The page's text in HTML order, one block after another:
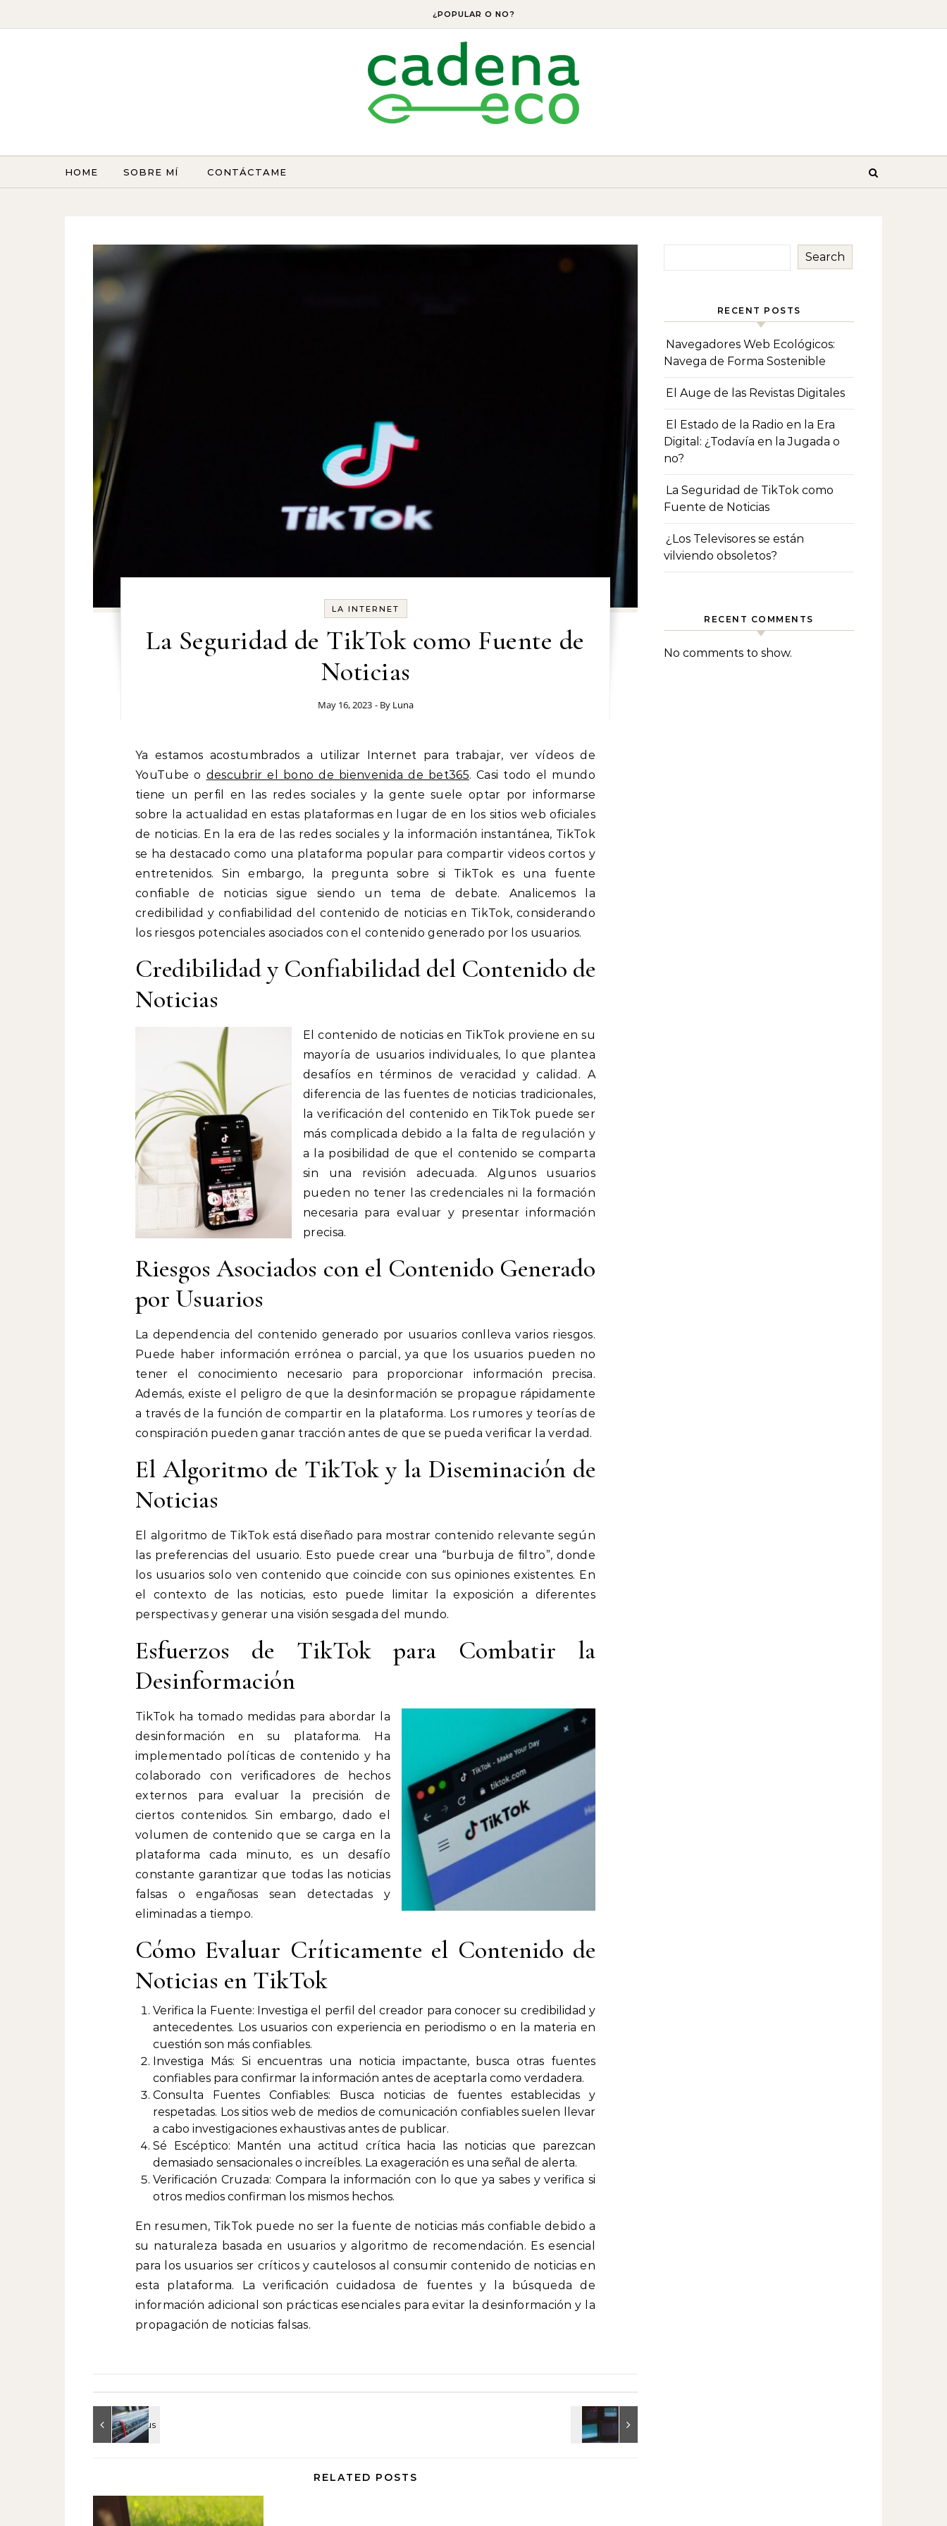
¿POPULAR O NO?
HOME SOBRE MÍ CONTÁCTAME
LA INTERNET
La Seguridad de TikTok como Fuente de
Noticias
May 16, 2023 - By Luna
Ya estamos acostumbrados a utilizar Internet para trabajar, ver vídeos de
YouTube o descubrir el bono de bienvenida de bet365. Casi todo el mundo
tiene un perfil en las redes sociales y la gente suele optar por informarse
sobre la actualidad en estas plataformas en lugar de en los sitios web oficiales
de noticias. En la era de las redes sociales y la información instantánea, TikTok
se ha destacado como una plataforma popular para compartir videos cortos y
entretenidos. Sin embargo, la pregunta sobre si TikTok es una fuente
confiable de noticias sigue siendo un tema de debate. Analicemos la
credibilidad y confiabilidad del contenido de noticias en TikTok, considerando
los riesgos potenciales asociados con el contenido generado por los usuarios.
Credibilidad y Confiabilidad del Contenido de
Noticias
El contenido de noticias en TikTok proviene en su
mayoría de usuarios individuales, lo que plantea
desafíos en términos de veracidad y calidad. A
diferencia de las fuentes de noticias tradicionales,
la verificación del contenido en TikTok puede ser
más complicada debido a la falta de regulación y
a la posibilidad de que el contenido se comparta
sin una revisión adecuada. Algunos usuarios
pueden no tener las credenciales ni la formación
necesaria para evaluar y presentar información
precisa.
Riesgos Asociados con el Contenido Generado
por Usuarios
La dependencia del contenido generado por usuarios conlleva varios riesgos.
Puede haber información errónea o parcial, ya que los usuarios pueden no
tener el conocimiento necesario para proporcionar información precisa.
Además, existe el peligro de que la desinformación se propague rápidamente
a través de la función de compartir en la plataforma. Los rumores y teorías de
conspiración pueden ganar tracción antes de que se pueda verificar la verdad.
El Algoritmo de TikTok y la Diseminación de
Noticias
El algoritmo de TikTok está diseñado para mostrar contenido relevante según
las preferencias del usuario. Esto puede crear una “burbuja de filtro”, donde
los usuarios solo ven contenido que coincide con sus opiniones existentes. En
el contexto de las noticias, esto puede limitar la exposición a diferentes
perspectivas y generar una visión sesgada del mundo.
Esfuerzos de TikTok para Combatir la
Desinformación
TikTok ha tomado medidas para abordar la
desinformación en su plataforma. Ha
implementado políticas de contenido y ha
colaborado con verificadores de hechos
externos para evaluar la precisión de
ciertos contenidos. Sin embargo, dado el
volumen de contenido que se carga en la
plataforma cada minuto, es un desafío
constante garantizar que todas las noticias
falsas o engañosas sean detectadas y
eliminadas a tiempo.
Cómo Evaluar Críticamente el Contenido de
Noticias en TikTok
Verifica la Fuente: Investiga el perfil del creador para conocer su credibilidad y
antecedentes. Los usuarios con experiencia en periodismo o en la materia en
cuestión son más confiables.
Investiga Más: Si encuentras una noticia impactante, busca otras fuentes
confiables para confirmar la información antes de aceptarla como verdadera.
Consulta Fuentes Confiables: Busca noticias de fuentes establecidas y
respetadas. Los sitios web de medios de comunicación confiables suelen llevar
a cabo investigaciones exhaustivas antes de publicar.
Sé Escéptico: Mantén una actitud crítica hacia las noticias que parezcan
demasiado sensacionales o increíbles. La exageración es una señal de alerta.
Verificación Cruzada: Compara la información con lo que ya sabes y verifica si
otros medios confirman los mismos hechos.
En resumen, TikTok puede no ser la fuente de noticias más confiable debido a
su naturaleza basada en usuarios y algoritmo de recomendación. Es esencial
para los usuarios ser críticos y cautelosos al consumir contenido de noticias en
esta plataforma. La verificación cuidadosa de fuentes y la búsqueda de
información adicional son prácticas esenciales para evitar la desinformación y la
propagación de noticias falsas.
RELATED POSTS
Search
RECENT POSTS
Navegadores Web Ecológicos:
Navega de Forma Sostenible
El Auge de las Revistas Digitales
El Estado de la Radio en la Era
Digital: ¿Todavía en la Jugada o
no?
La Seguridad de TikTok como
Fuente de Noticias
¿Los Televisores se están
vilviendo obsoletos?
RECENT COMMENTS
No comments to show.